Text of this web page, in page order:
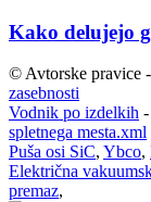
Kako delujejo
© Avtorske pravice
zasebnosti
Vodnik po izdelkih -
spletnega mesta.xml
Puša osi SiC, Ybco,
Električna
premaz,